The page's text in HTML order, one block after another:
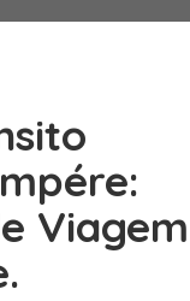
Viagem